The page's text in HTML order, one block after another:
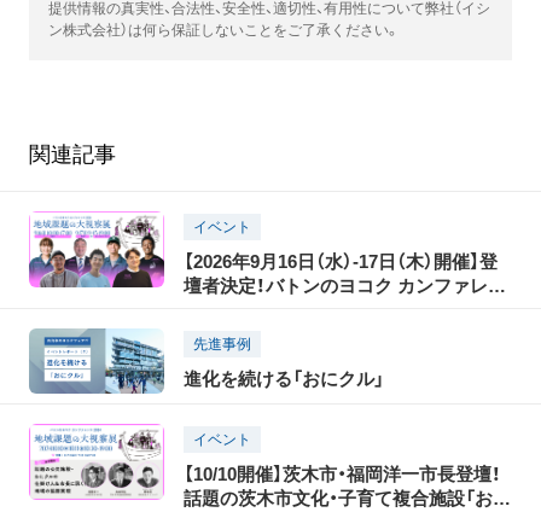
提供情報の真実性、合法性、安全性、適切性、有用性について弊社（イシ
ン株式会社）は何ら保証しないことをご了承ください。
関連記事
イベント
【2026年9月16日（水）-17日（木）開催】登
壇者決定！バトンのヨコク カンファレン
課題のピントとヒント
先進事例
進化を続ける「おにクル」
イベント
【10/10開催】茨木市・福岡洋一市長登壇！
話題の茨木市文化・子育て複合施設「おに